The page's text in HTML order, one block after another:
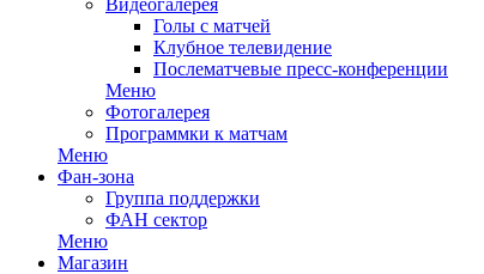
Видеогалерея
Голы с матчей
Клубное телевидение
Послематчевые пресс-конференции
Меню
Фотогалерея
Программки к матчам
Меню
Фан-зона
Группа поддержки
ФАН сектор
Меню
Магазин